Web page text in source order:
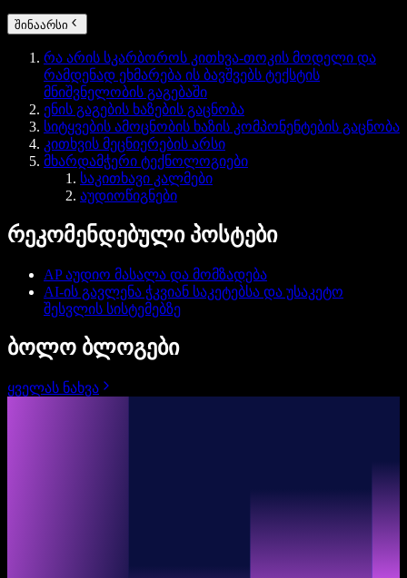
შინაარსი
რა არის სკარბოროს კითხვა-თოკის მოდელი და
რამდენად ეხმარება ის ბავშვებს ტექსტის
მნიშვნელობის გაგებაში
ენის გაგების ხაზების გაცნობა
სიტყვების ამოცნობის ხაზის კომპონენტების გაცნობა
კითხვის მეცნიერების არსი
მხარდამჭერი ტექნოლოგიები
საკითხავი კალმები
აუდიოწიგნები
რეკომენდებული პოსტები
AP აუდიო მასალა და მომზადება
AI-ის გავლენა ჭკვიან საკეტებსა და უსაკეტო
შესვლის სისტემებზე
ბოლო ბლოგები
ყველას ნახვა